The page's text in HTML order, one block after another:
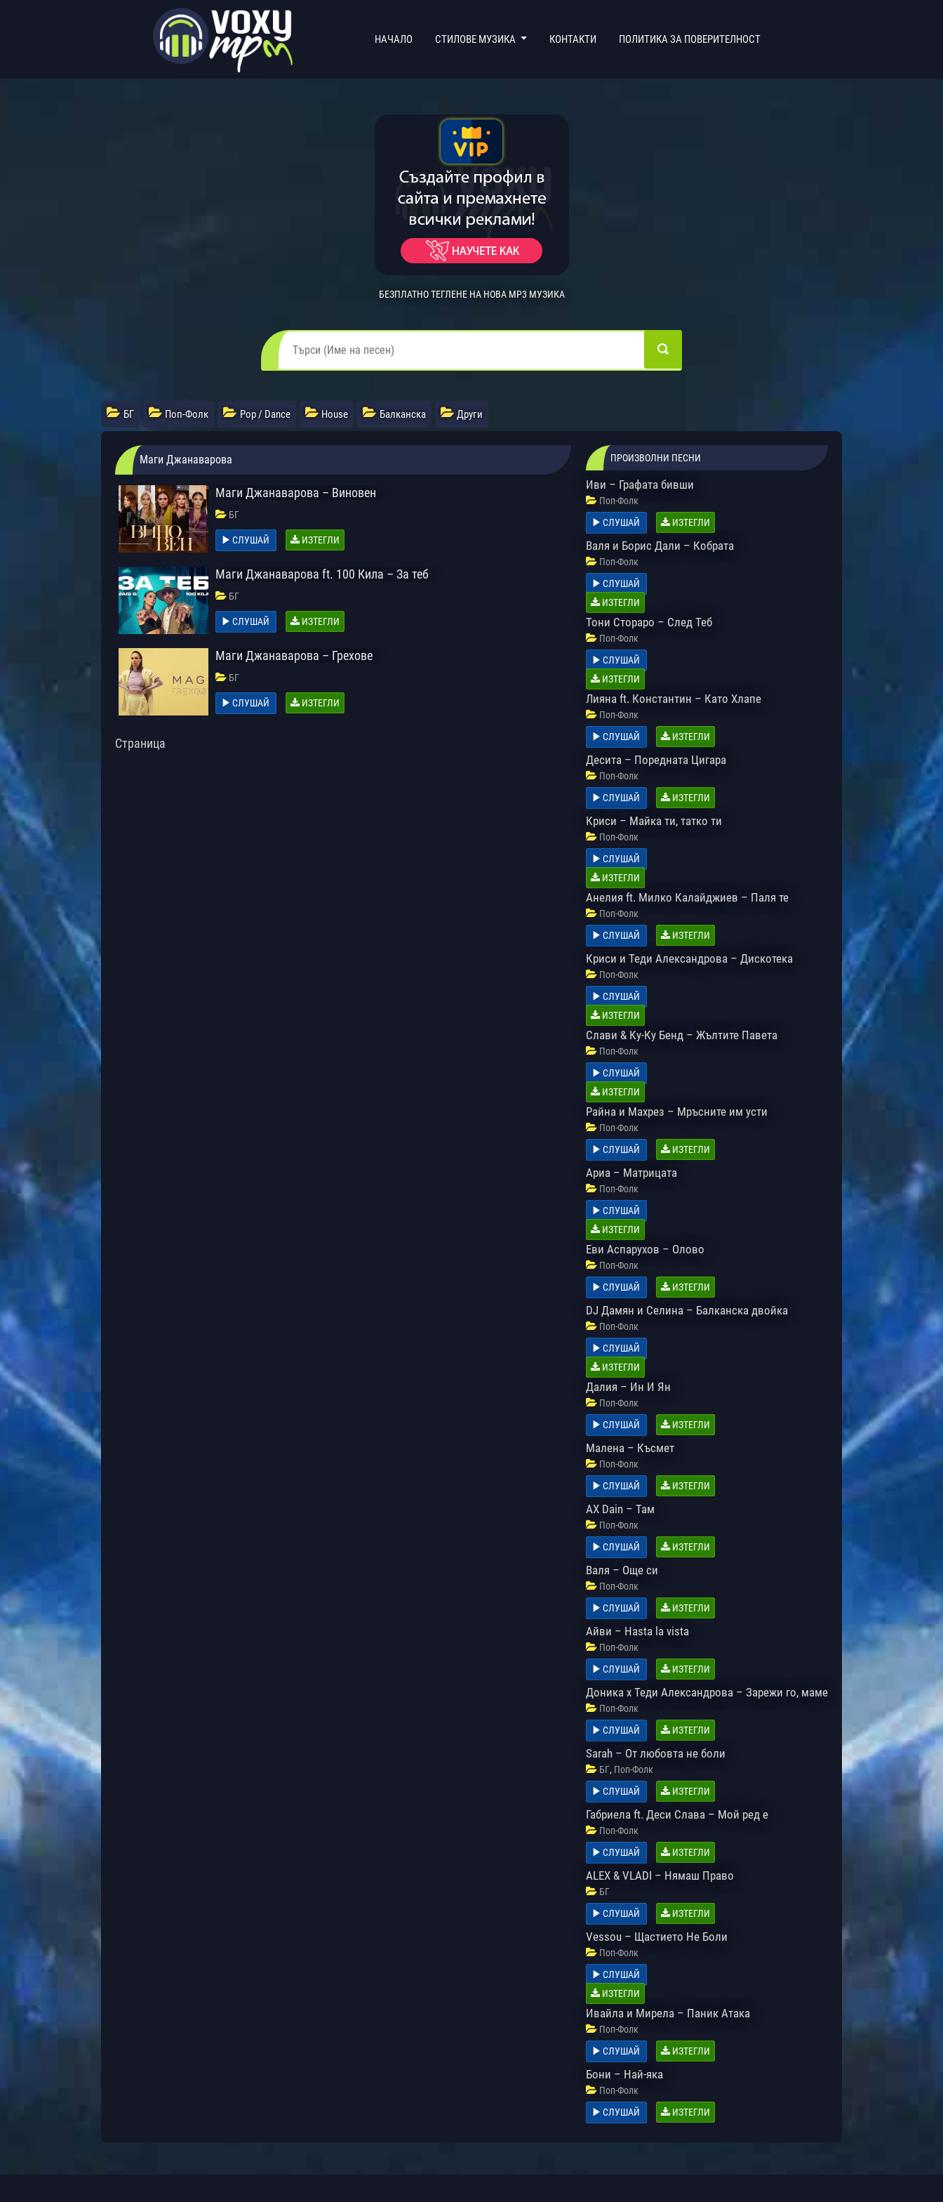
НАЧАЛО (CURRENT)
СТИЛОВЕ МУЗИКА КОНТАКТИ ПОЛИТИКА ЗА ПОВЕРИТЕЛНОСТ
БЕЗПЛАТНО ТЕГЛЕНЕ НА НОВА MP3 МУЗИКА
БГ Поп-Фолк Pop / Dance House Балканска Други
Маги Джанаварова
Маги Джанаварова – Виновен
БГ
СЛУШАЙ ИЗТЕГЛИ
Маги Джанаварова ft. 100 Кила – За теб
БГ
СЛУШАЙ ИЗТЕГЛИ
Маги Джанаварова – Грехове
БГ
СЛУШАЙ ИЗТЕГЛИ
Страница
ПРОИЗВОЛНИ ПЕСНИ
Иви – Графата бивши
Поп-Фолк
СЛУШАЙ
ИЗТЕГЛИ
Валя и Борис Дали – Кобрата
Поп-Фолк
СЛУШАЙ
ИЗТЕГЛИ
Тони Стораро – След Теб
Поп-Фолк
СЛУШАЙ
ИЗТЕГЛИ
Лияна ft. Константин – Като Хлапе
Поп-Фолк
СЛУШАЙ
ИЗТЕГЛИ
Десита – Поредната Цигара
Поп-Фолк
СЛУШАЙ
ИЗТЕГЛИ
Криси – Майка ти, татко ти
Поп-Фолк
СЛУШАЙ
ИЗТЕГЛИ
Анелия ft. Милко Калайджиев – Паля те
Поп-Фолк
СЛУШАЙ
ИЗТЕГЛИ
Криси и Теди Александрова – Дискотека
Поп-Фолк
СЛУШАЙ
ИЗТЕГЛИ
Слави & Ку-Ку Бенд – Жълтите Павета
Поп-Фолк
СЛУШАЙ
ИЗТЕГЛИ
Райна и Махрез – Мръсните им усти
Поп-Фолк
СЛУШАЙ
ИЗТЕГЛИ
Ариа – Матрицата
Поп-Фолк
СЛУШАЙ
ИЗТЕГЛИ
Еви Аспарухов – Олово
Поп-Фолк
СЛУШАЙ
ИЗТЕГЛИ
DJ Дамян и Селина – Балканска двойка
Поп-Фолк
СЛУШАЙ
ИЗТЕГЛИ
Далия – Ин И Ян
Поп-Фолк
СЛУШАЙ
ИЗТЕГЛИ
Малена – Късмет
Поп-Фолк
СЛУШАЙ
ИЗТЕГЛИ
AX Dain – Там
Поп-Фолк
СЛУШАЙ
ИЗТЕГЛИ
Валя – Още си
Поп-Фолк
СЛУШАЙ
ИЗТЕГЛИ
Айви – Hasta la vista
Поп-Фолк
СЛУШАЙ
ИЗТЕГЛИ
Доника х Теди Александрова – Зарежи го, маме
Поп-Фолк
СЛУШАЙ
ИЗТЕГЛИ
Sarah – От любовта не боли
БГ, Поп-Фолк
СЛУШАЙ
ИЗТЕГЛИ
Габриела ft. Деси Слава – Мой ред е
Поп-Фолк
СЛУШАЙ
ИЗТЕГЛИ
ALEX & VLADI – Нямаш Право
БГ
СЛУШАЙ
ИЗТЕГЛИ
Vessou – Щастието Не Боли
Поп-Фолк
СЛУШАЙ
ИЗТЕГЛИ
Ивайла и Мирела – Паник Атака
Поп-Фолк
СЛУШАЙ
ИЗТЕГЛИ
Бони – Най-яка
Поп-Фолк
СЛУШАЙ
ИЗТЕГЛИ